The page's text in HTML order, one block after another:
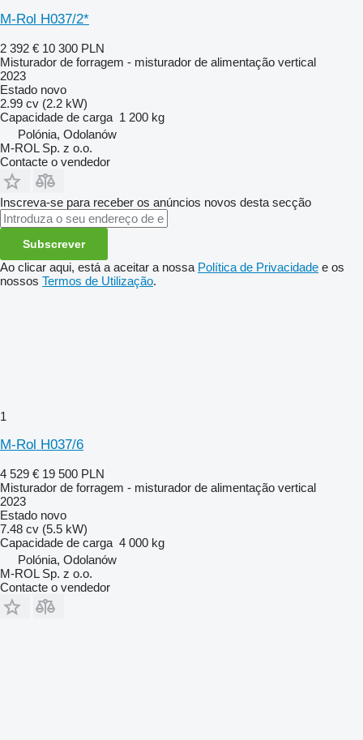
M-Rol H037/2*
2 392 € 10 300 PLN
Misturador de forragem - misturador de alimentação vertical
2023
Estado novo
2.99 cv (2.2 kW)
Capacidade de carga 1 200 kg
Polónia, Odolanów
M-ROL Sp. z o.o.
Contacte o vendedor
Inscreva-se para receber os anúncios novos desta secção
Subscrever
Ao clicar aqui, está a aceitar a nossa Política de Privacidade e os
nossos Termos de Utilização.
1
M-Rol H037/6
4 529 € 19 500 PLN
Misturador de forragem - misturador de alimentação vertical
2023
Estado novo
7.48 cv (5.5 kW)
Capacidade de carga 4 000 kg
Polónia, Odolanów
M-ROL Sp. z o.o.
Contacte o vendedor